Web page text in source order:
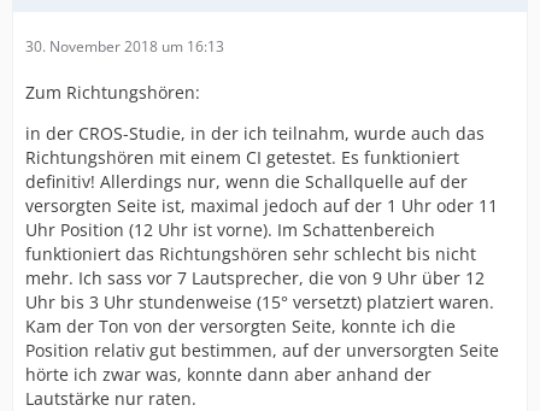
30. November 2018 um 16:13
Zum Richtungshören:
in der CROS-Studie, in der ich teilnahm, wurde auch das
Richtungshören mit einem CI getestet. Es funktioniert
definitiv! Allerdings nur, wenn die Schallquelle auf der
versorgten Seite ist, maximal jedoch auf der 1 Uhr oder 11
Uhr Position (12 Uhr ist vorne). Im Schattenbereich
funktioniert das Richtungshören sehr schlecht bis nicht
mehr. Ich sass vor 7 Lautsprecher, die von 9 Uhr über 12
Uhr bis 3 Uhr stundenweise (15° versetzt) platziert waren.
Kam der Ton von der versorgten Seite, konnte ich die
Position relativ gut bestimmen, auf der unversorgten Seite
hörte ich zwar was, konnte dann aber anhand der
Lautstärke nur raten.